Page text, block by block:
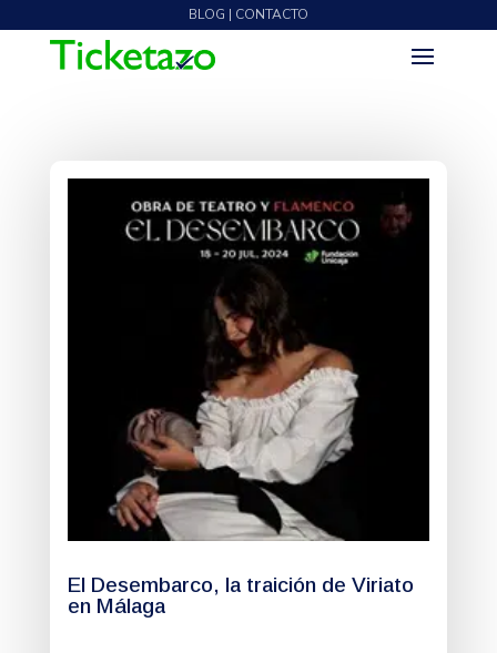
BLOG | CONTACTO
El Desembarco, la traición de Viriato
en Málaga